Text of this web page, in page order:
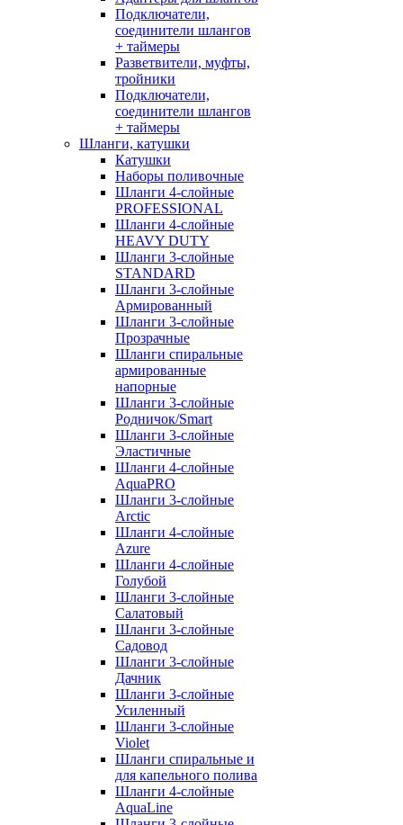
Подключатели,
соединители шлангов
+ таймеры
Разветвители, муфты,
тройники
Подключатели,
соединители шлангов
+ таймеры
Шланги, катушки
Катушки
Наборы поливочные
Шланги 4-слойные
PROFESSIONAL
Шланги 4-слойные
HEAVY DUTY
Шланги 3-слойные
STANDARD
Шланги 3-слойные
Армированный
Шланги 3-слойные
Прозрачные
Шланги спиральные
армированные
напорные
Шланги 3-слойные
Родничок/Smart
Шланги 3-слойные
Эластичные
Шланги 4-слойные
AquaPRO
Шланги 3-слойные
Arctic
Шланги 4-слойные
Azure
Шланги 4-слойные
Голубой
Шланги 3-слойные
Салатовый
Шланги 3-слойные
Садовод
Шланги 3-слойные
Дачник
Шланги 3-слойные
Усиленный
Шланги 3-слойные
Violet
Шланги спиральные и
для капельного полива
Шланги 4-слойные
AquaLine